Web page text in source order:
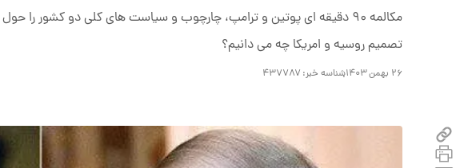
مکالمه ۹۰ دقیقه ای پوتین و ترامپ، چارچوب و سیاست های کلی دو کشور
تصمیم روسیه و امریکا چه می دانیم؟
۲۶ بهمن ۱۴۰۳ شناسه خبر: ۴۳۷۷۸۷